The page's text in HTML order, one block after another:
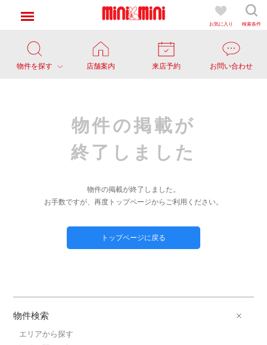
お気に入り 検索条件
物件を探す 店舗案内 来店予約 お問い合わせ
物件の掲載が
終了しました
物件の掲載が終了しました。
お手数ですが、再度トップページからご利用ください。
トップページに戻る
物件検索
エリアから探す